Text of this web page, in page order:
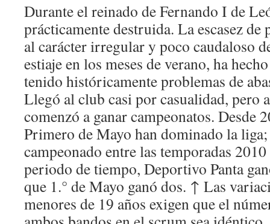
Durante el reinado de Fernando I de
prácticamente destruida. La escasez
al carácter irregular y poco caudaloso
estiaje en los meses de verano, ha
tenido históricamente problemas de
Llegó al club casi por casualidad, pero
comenzó a ganar campeonatos. Desde
Primero de Mayo han dominado la
campeonado entre las temporadas
periodo de tiempo, Deportivo Panta
que 1.° de Mayo ganó dos. ↑ Las
menores de 19 años exigen que el